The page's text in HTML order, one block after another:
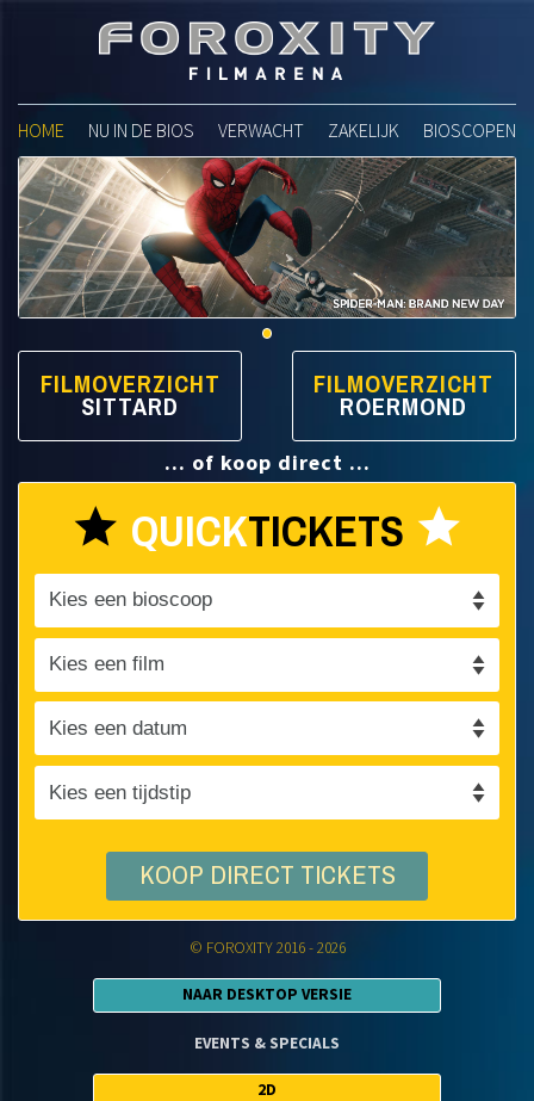
Foroxity Filmarena
HOME NU IN DE BIOS VERWACHT ZAKELIJK BIOSCOPEN
FILMOVERZICHT
SITTARD FILMOVERZICHT
ROERMOND
... of koop direct ...
star QUICKTICKETS star
KOOP DIRECT TICKETS
© FOROXITY 2016 - 2026
NAAR DESKTOP VERSIE
EVENTS & SPECIALS
2D